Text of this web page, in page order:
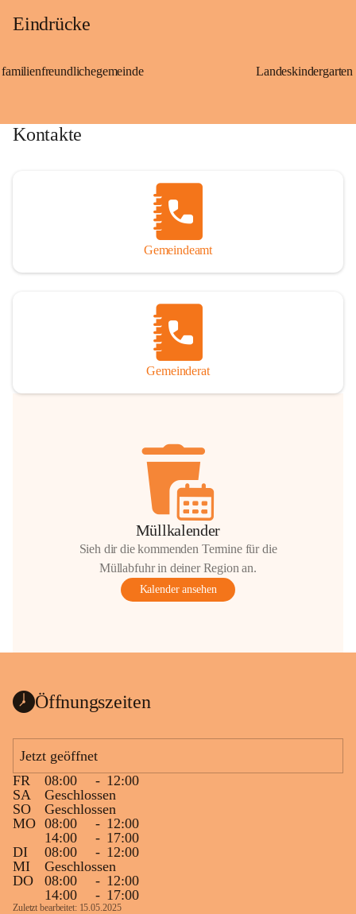
Eindrücke
familienfreundlichegemeinde
Kontakte
Gemeindeamt
Gemeinderat
Müllkalender
Sieh dir die kommenden Termine für die
Müllabfuhr in deiner Region an.
Kalender ansehen
Öffnungszeiten
Jetzt geöffnet
FR
08:00 - 12:00
SA
Geschlossen
SO
Geschlossen
MO 08:00 - 12:00
14:00
- 17:00
DI
08:00 - 12:00
MI
Geschlossen
DO
08:00 - 12:00
14:00
- 17:00
Zuletzt bearbeitet: 15.05.2025